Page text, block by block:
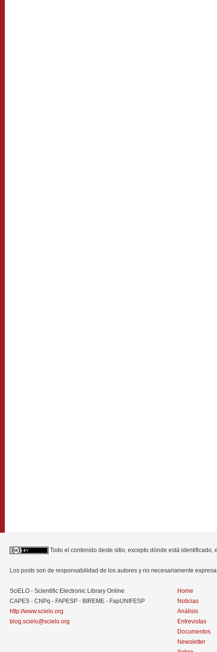
Todo el contenido deste sitio, excepto dónde está identificado,
Los posts son de responsabilidad de los autores y no necesariamente
SciELO - Scientific Electronic Library Online
CAPES - CNPq - FAPESP - BIREME - FapUNIFESP
http://www.scielo.org
blog.scielo@scielo.org
Home
Noticias
Análisis
Entrevistas
Documentos
Newsletter